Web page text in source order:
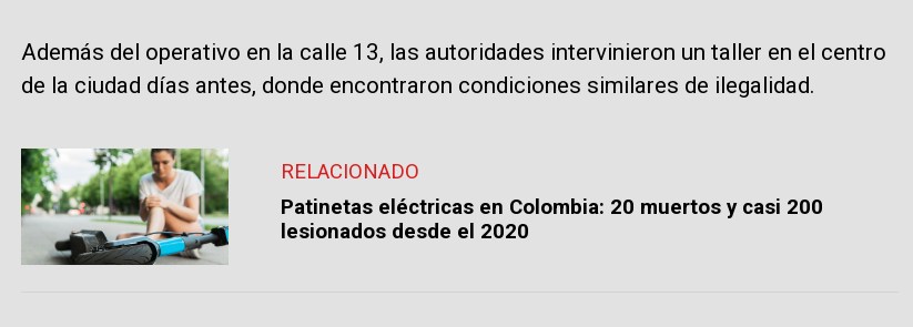
Además del operativo en la calle 13, las autoridades intervinieron un taller en el centro
de la ciudad días antes, donde encontraron condiciones similares de ilegalidad.
RELACIONADO
Patinetas eléctricas en Colombia: 20 muertos y casi 200
lesionados desde el 2020